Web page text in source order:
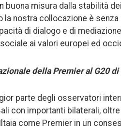
buona misura dalla stabilità
la nostra collocazione è
di dialogo e di
ai valori europei ed
della Premier al G20 di
parte degli osservatori
con importanti bilaterali,
come Premier in un